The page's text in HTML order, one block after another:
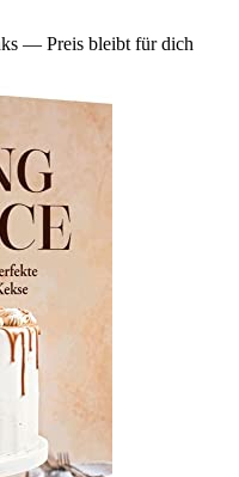
— Preis bleibt für dich